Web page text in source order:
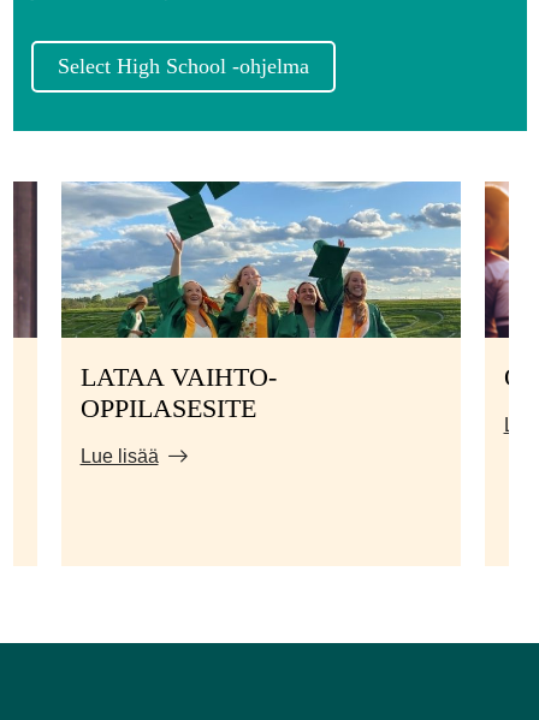
Select High School -ohjelma
LATAA VAIHTO-
OPPILASESITE
Lue lisää